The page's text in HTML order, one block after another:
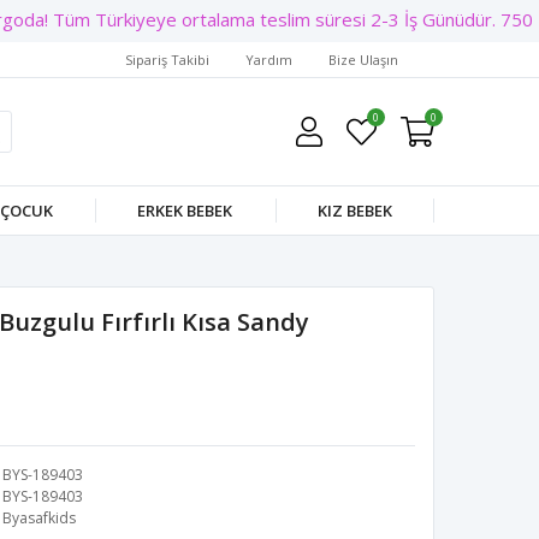
Tüm Türkiyeye ortalama teslim süresi 2-3 İş Günüdür. 750
Sipariş Takibi Yardım Bize Ulaşın
0 0
ERKEK BEBEK KIZ BEBEK
Fırfırlı Kısa Sandy
BYS-189403
BYS-189403
Byasafkids